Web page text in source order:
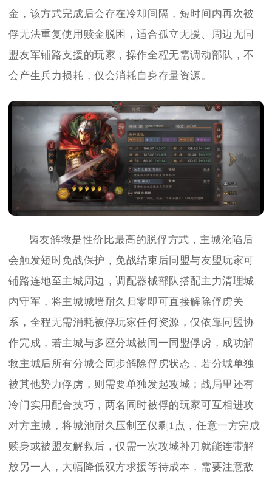
金，该方式完成后会存在冷却间隔，短时间内再次被
俘无法重复使用赎金脱困，适合孤立无援、周边无同
盟友军铺路支援的玩家，操作全程无需调动部队，不
会产生兵力损耗，仅会消耗自身存量资源。
盟友解救是性价比最高的脱俘方式，主城沦陷后
会触发短时免战保护，免战结束后同盟与友盟玩家可
铺路连地至主城周边，调配器械部队搭配主力清理城
内守军，将主城城墙耐久归零即可直接解除俘虏关
系，全程无需消耗被俘玩家任何资源，仅依靠同盟协
作完成，若主城与多座分城被同一同盟俘虏，成功解
救主城后所有分城会同步解除俘虏状态，若分城单独
被其他势力俘虏，则需要单独发起攻城；战局里还有
冷门实用配合技巧，两名同时被俘的玩家可互相进攻
对方主城，将城池耐久压制至仅剩1点，任意一方完成
赎身或被盟友解救后，仅需一次攻城补刀就能连带解
放另一人，大幅降低双方求援等待成本，需要注意敌